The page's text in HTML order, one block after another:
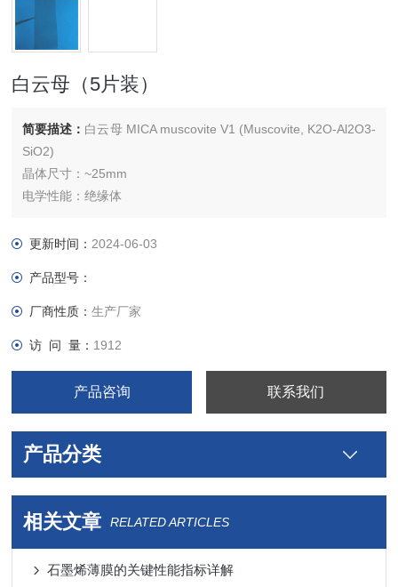
白云母（5片装）
简要描述： 白云母 MICA muscovite V1 (Muscovite, K2O-Al2O3-
SiO2)
晶体尺寸：~25mm
电学性能：绝缘体
晶胞参数：a = 0.519, a = 0.901, c = 1.996 nm, α = γ = 90°, β
晶体类型：天然
晶体纯度：最高纯度的天然晶体，V1级
更新时间： 2024-06-03
产品型号：
厂商性质：生产厂家
访 问 量： 1912
产品咨询 联系我们
产品分类
相关文章 RELATED ARTICLES
石墨烯薄膜的关键性能指标详解